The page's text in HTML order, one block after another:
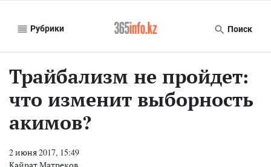
Рубрики Поиск
Трайбализм не пройдет:
что изменит выборность
акимов?
2 июня 2017, 15:49